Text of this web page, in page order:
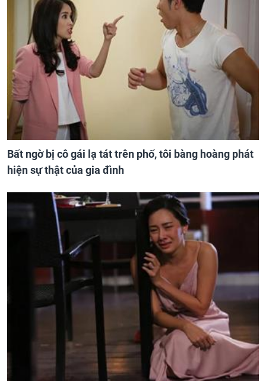
Bất ngờ bị cô gái lạ tát trên phố, tôi bàng hoàng phát
hiện sự thật của gia đình